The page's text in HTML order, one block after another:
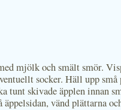
mjölk och smält smör.
socker. Häll upp
tunt skivade äpplen innan
äppelsidan, vänd plättarna